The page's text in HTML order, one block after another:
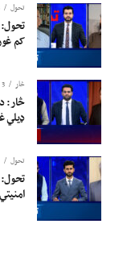
تحول
کم
څار 3 days ago
څار:
ډیلي
تحول
تحول: